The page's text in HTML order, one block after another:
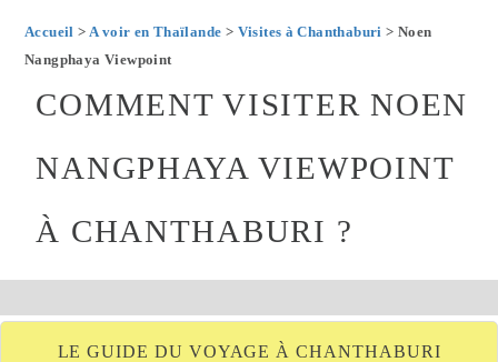
Accueil > A voir en Thaïlande > Visites à Chanthaburi > Noen
Nangphaya Viewpoint
COMMENT VISITER NOEN
NANGPHAYA VIEWPOINT
À CHANTHABURI ?
LE GUIDE DU VOYAGE À CHANTHABURI